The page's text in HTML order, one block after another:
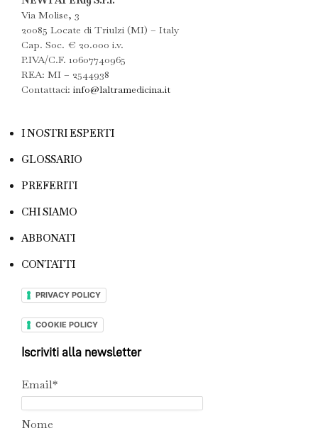
Via Molise, 3
20085 Locate di Triulzi (MI) – Italy
Cap. Soc. € 20.000 i.v.
P.IVA/C.F. 10607740965
REA: MI – 2544938
Contattaci: info@laltramedicina.it
I NOSTRI ESPERTI
GLOSSARIO
PREFERITI
CHI SIAMO
ABBONATI
CONTATTI
PRIVACY POLICY
COOKIE POLICY
Iscriviti alla newsletter
Email*
Nome